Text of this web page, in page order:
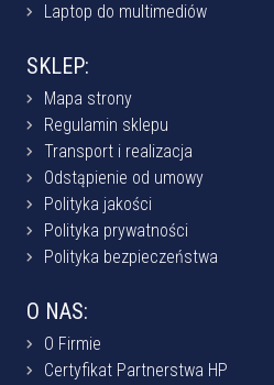
Laptop do multimediów
SKLEP:
Mapa strony
Regulamin sklepu
Transport i realizacja
Odstąpienie od umowy
Polityka jakości
Polityka prywatności
Polityka bezpieczeństwa
O NAS:
O Firmie
Certyfikat Partnerstwa HP